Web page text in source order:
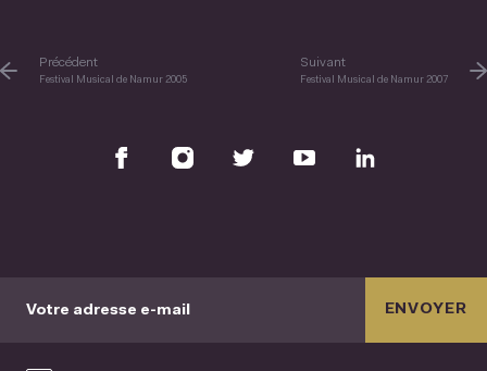
Précédent
Festival Musical de Namur 2005
Suivant
Festival Musical de Namur 2007
Votre adresse e-mail ENVOYER